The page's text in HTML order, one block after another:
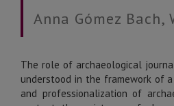
Anna Gómez Bach,
The role of archaeological
understood in the framework of
and professionalization of